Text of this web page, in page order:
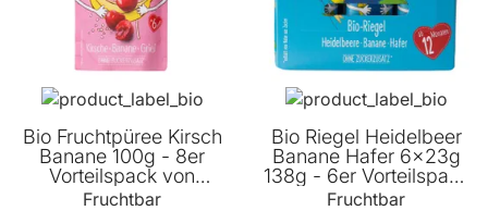
Bio Fruchtpüree Kirsch
Banane 100g - 8er
Vorteilspack von
Fruchtbar
Fruchtbar
Bio Riegel Heidelbeer
Banane Hafer 6x23g
138g - 6er Vorteilspack
von Fruchtbar
Fruchtbar